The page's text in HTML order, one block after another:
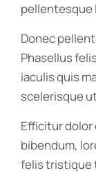
pellentesque
Donec
Phasellus
iaculis quis
scelerisque
Efficitur dolor
bibendum,
felis tristique